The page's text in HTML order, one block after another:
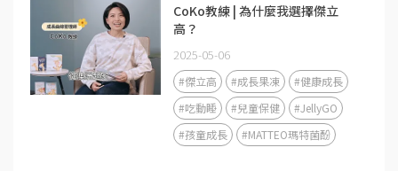
CoKo教練 | 為什麼我選擇傑立
高？
2025-05-06
#傑立高 #成長果凍
#健康成長
#吃動睡
#兒童保健
#JellyGO
#孩童成長
#MATTEO瑪特菌酚